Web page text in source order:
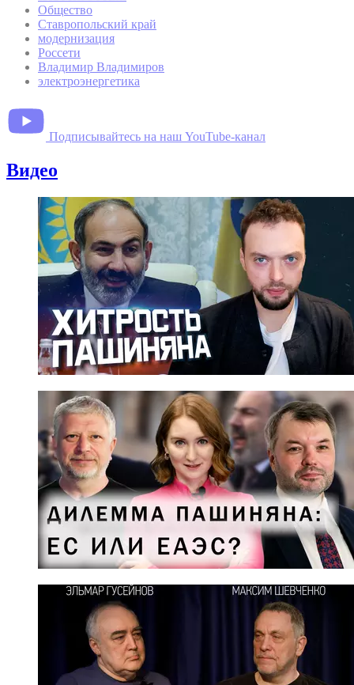
Общество
Ставропольский край
модернизация
Россети
Владимир Владимиров
электроэнергетика
Подписывайтесь на наш YouTube-канал
Видео